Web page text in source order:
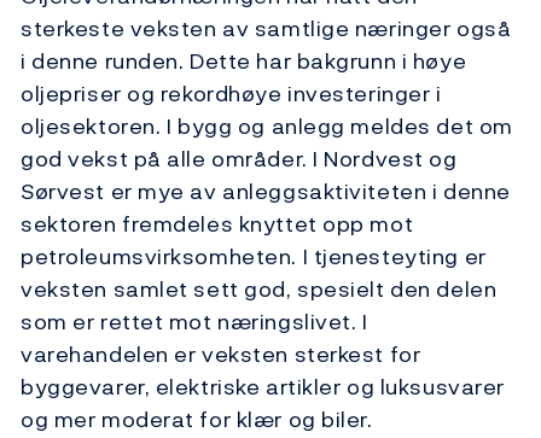
sterkeste veksten av samtlige næringer også
i denne runden. Dette har bakgrunn i høye
oljepriser og rekordhøye investeringer i
oljesektoren. I bygg og anlegg meldes det om
god vekst på alle områder. I Nordvest og
Sørvest er mye av anleggsaktiviteten i denne
sektoren fremdeles knyttet opp mot
petroleumsvirksomheten. I tjenesteyting er
veksten samlet sett god, spesielt den delen
som er rettet mot næringslivet. I
varehandelen er veksten sterkest for
byggevarer, elektriske artikler og luksusvarer
og mer moderat for klær og biler.